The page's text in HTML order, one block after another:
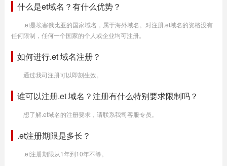
什么是et域名？有什么优势？
.et是埃塞俄比亚的国家域名，属于海外域名。对注册.et域名的资格没有
任何限制，任何一个国家的个人或企业均可注册。
如何进行.et 域名注册？
通过我司注册可以即刻生效。
谁可以注册.et 域名？注册有什么特别要求限制吗？
想了解.et域名的注册要求，请联系我司客服专员。
.et注册期限是多长？
.et注册期限从1年到10年不等。